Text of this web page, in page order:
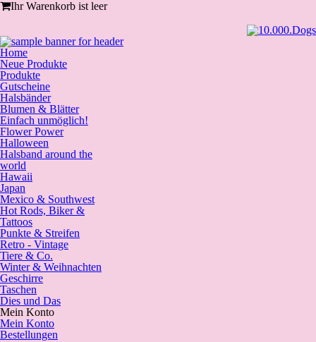
Ihr Warenkorb ist leer
Home
Neue Produkte
Produkte
Gutscheine
Halsbänder
Blumen & Blätter
Einfach unmöglich!
Flower Power
Halloween
Halsband around the
world
Hawaii
Japan
Mexico & Southwest
Hot Rods, Biker &
Tattoos
Punkte & Streifen
Retro - Vintage
Tiere & Co.
Winter & Weihnachten
Geschirre
Taschen
Dies und Das
Mein Konto
Mein Konto
Bestellungen